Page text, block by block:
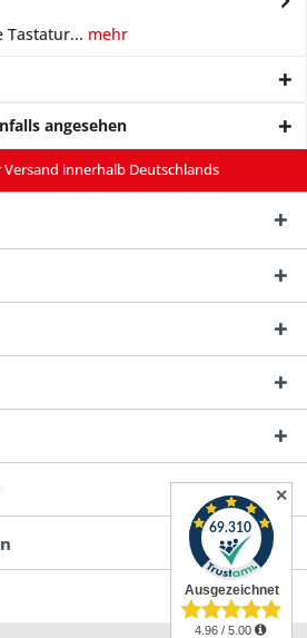
Tastatur... mehr
angesehen
Versand innerhalb Deutschlands
✕